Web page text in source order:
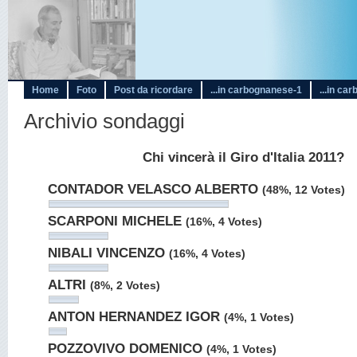
Home Foto Post da ricordare ...in carbognanese-1 ...in
Archivio sondaggi
Chi vincerà il Giro d'Italia 2011?
CONTADOR VELASCO ALBERTO (48%, 12 Votes)
SCARPONI MICHELE (16%, 4 Votes)
NIBALI VINCENZO (16%, 4 Votes)
ALTRI (8%, 2 Votes)
ANTON HERNANDEZ IGOR (4%, 1 Votes)
POZZOVIVO DOMENICO (4%, 1 Votes)